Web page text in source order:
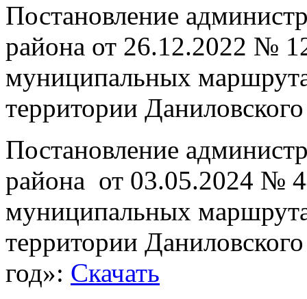
Постановление
района от 26.12.2022 №
муниципальных
территории
Постановление
района от 03.05.2024 №
муниципальных
территории
год»: Скачать